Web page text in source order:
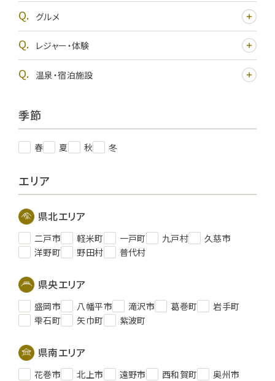
グルメ
レジャー・体験
温泉・宿泊施設
季節
春 夏 秋 冬
エリア
県北エリア
二戸市 軽米町 一戸町 九戸村
久慈市
洋野町
野田村 普代村
県央エリア
盛岡市 八幡平市 滝沢市 葛巻町
岩手町
雫石町
矢巾町 紫波町
県南エリア
花巻市 北上市 遠野市 西和賀町
奥州市